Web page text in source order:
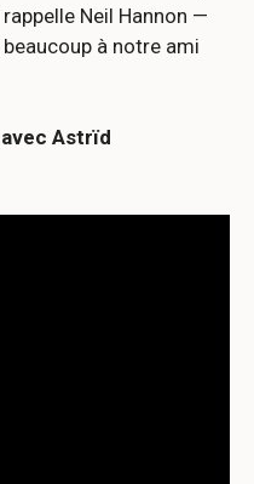
Neil Hannon —
à notre ami
Astrïd